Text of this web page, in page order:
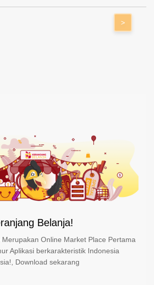
>
Belanja!
Online Market Place Pertama
Aplikasi berkarakteristik Indonesia
Download sekarang